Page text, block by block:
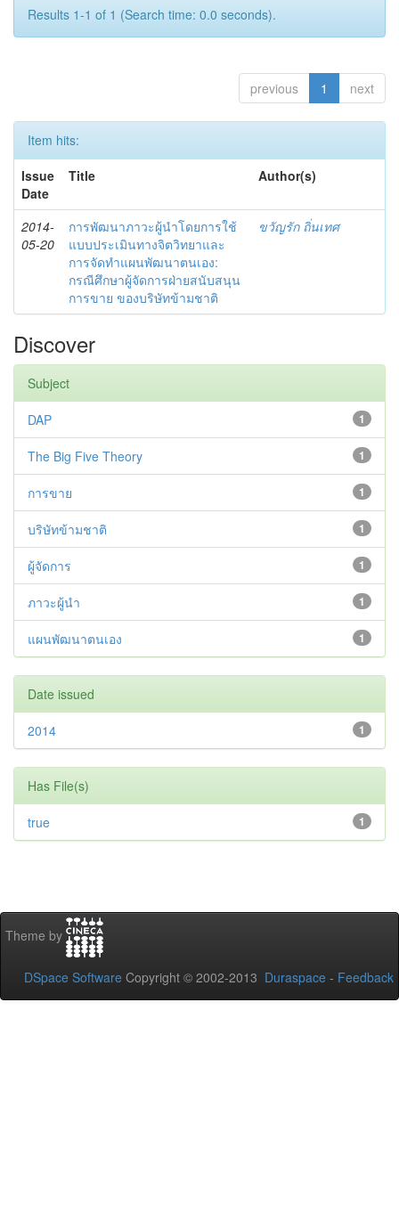
Results 1-1 of 1 (Search time: 0.0 seconds).
previous 1 next
Item hits:
Issue
Date
Title Author(s)
2014-
05-20
การพัฒนาภาวะผู้นำโดยการใช้
แบบประเมินทางจิตวิทยาและ
การจัดทำแผนพัฒนาตนเอง:
กรณีศึกษาผู้จัดการฝ่ายสนับสนุน
การขาย ของบริษัทข้ามชาติ
ขวัญรัก ถิ่นเทศ
Discover
Subject
1
DAP
1
The Big Five Theory
1
การขาย
1
บริษัทข้ามชาติ
1
ผู้จัดการ
1
ภาวะผู้นำ
1
แผนพัฒนาตนเอง
Date issued
1
2014
Has File(s)
1
true
Theme by
DSpace Software Copyright © 2002-2013 Duraspace - Feedback